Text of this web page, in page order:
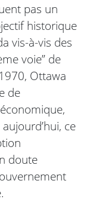
pas un
historique
vis-à-vis des
voie” de
Ottawa
de
ce
doute